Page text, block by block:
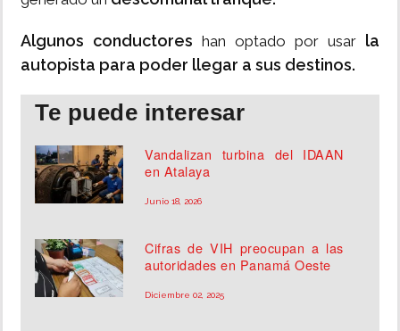
Algunos conductores han optado por usar la
autopista para poder llegar a sus destinos.
Te puede interesar
Vandalizan turbina del IDAAN
en Atalaya
Junio 18, 2026
Cifras de VIH preocupan a las
autoridades en Panamá Oeste
Diciembre 02, 2025